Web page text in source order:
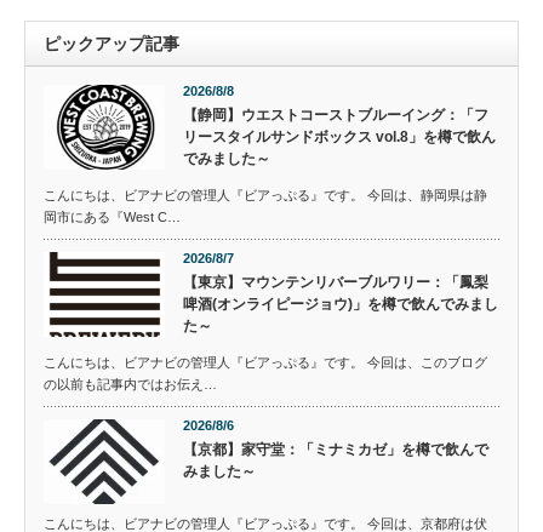
ピックアップ記事
2026/8/8
【静岡】ウエストコーストブルーイング：「フ
リースタイルサンドボックス vol.8」を樽で飲ん
でみました～
こんにちは、ビアナビの管理人『ビアっぷる』です。 今回は、静岡県は静
岡市にある『West C…
2026/8/7
【東京】マウンテンリバーブルワリー：「鳳梨
啤酒(オンライピージョウ)」を樽で飲んでみまし
た～
こんにちは、ビアナビの管理人『ビアっぷる』です。 今回は、このブログ
の以前も記事内ではお伝え…
2026/8/6
【京都】家守堂：「ミナミカゼ」を樽で飲んで
みました～
こんにちは、ビアナビの管理人『ビアっぷる』です。 今回は、京都府は伏